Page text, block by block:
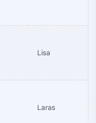
Lisa
Laras